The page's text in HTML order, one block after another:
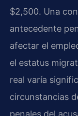
$2,500. Una
antecedente
afectar el
el estatus
real varía
circunstancias
penales del